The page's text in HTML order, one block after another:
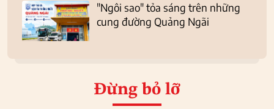
"Ngôi sao" tỏa sáng trên những
cung đường Quảng Ngãi
Đừng bỏ lỡ